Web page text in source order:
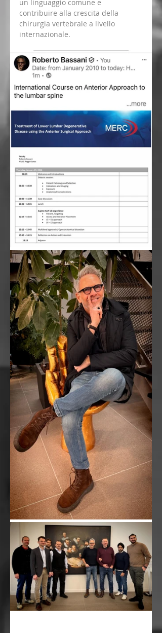
un linguaggio comune e
contribuire alla crescita della
chirurgia vertebrale a livello
internazionale.